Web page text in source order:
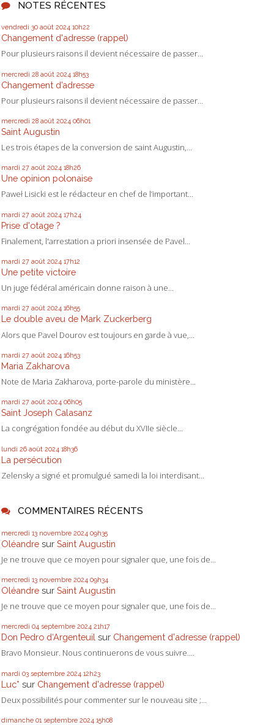
NOTES RÉCENTES
vendredi 30 août 2024 10h22
Changement d'adresse (rappel)
Pour plusieurs raisons il devient nécessaire de passer...
mercredi 28 août 2024 18h53
Changement d’adresse
Pour plusieurs raisons il devient nécessaire de passer...
mercredi 28 août 2024 06h01
Saint Augustin
Les trois étapes de la conversion de saint Augustin,...
mardi 27 août 2024 18h26
Une opinion polonaise
Paweł Lisicki est le rédacteur en chef de l’important...
mardi 27 août 2024 17h24
Prise d'otage ?
Finalement, l'arrestation a priori insensée de Pavel...
mardi 27 août 2024 17h12
Une petite victoire
Un juge fédéral américain donne raison à une...
mardi 27 août 2024 16h55
Le double aveu de Mark Zuckerberg
Alors que Pavel Dourov est toujours en garde à vue,...
mardi 27 août 2024 16h53
Maria Zakharova
Note de Maria Zakharova, porte-parole du ministère...
mardi 27 août 2024 06h05
Saint Joseph Calasanz
La congrégation fondée au début du XVIIe siècle...
lundi 26 août 2024 18h36
La persécution
Zelensky a signé et promulgué samedi la loi interdisant...
COMMENTAIRES RÉCENTS
mercredi 13 novembre 2024 09h35
Oléandre sur Saint Augustin
Je ne trouve que ce moyen pour signaler que, une fois de...
mercredi 13 novembre 2024 09h34
Oléandre sur Saint Augustin
Je ne trouve que ce moyen pour signaler que, une fois de...
mercredi 04 septembre 2024 21h17
Don Pedro d‘Argenteuil sur Changement d'adresse (rappel)
Bravo Monsieur. Nous continuerons de vous suivre....
mardi 03 septembre 2024 12h23
Luc* sur Changement d'adresse (rappel)
Deux possibilités pour commenter sur le nouveau site ;...
dimanche 01 septembre 2024 15h08